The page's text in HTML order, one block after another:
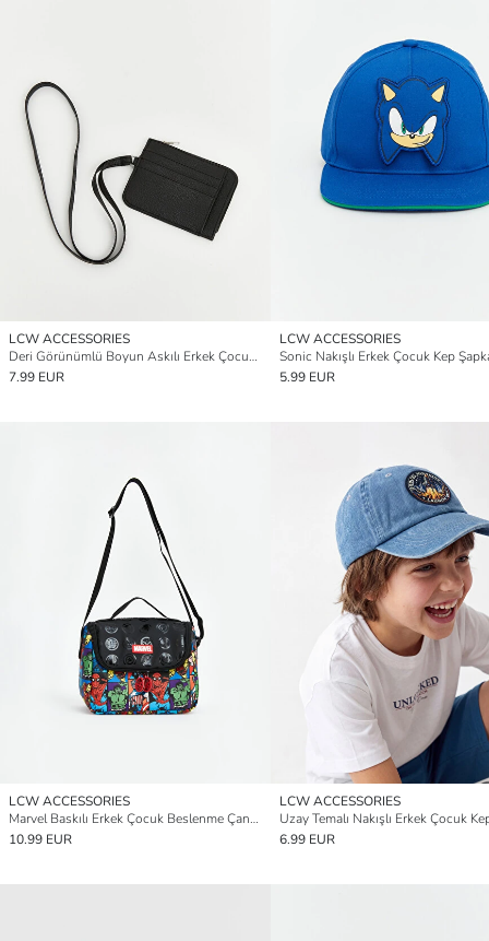
LCW ACCESSORIES
Deri Görünümlü Boyun Askılı Erkek Çocuk Cüzdan
7.99 EUR
LCW ACCESSORIES
Sonic Nakışlı Erkek Çocuk Kep
5.99 EUR
LCW ACCESSORIES
Marvel Baskılı Erkek Çocuk Beslenme Çantası
10.99 EUR
LCW ACCESSORIES
Uzay Temalı Nakışlı Erkek Çocuk
6.99 EUR